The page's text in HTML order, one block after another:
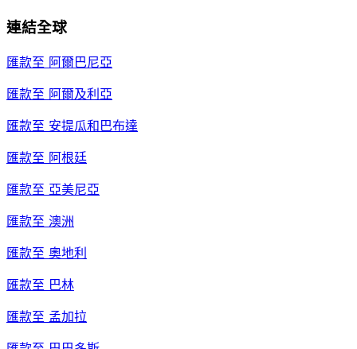
連結全球
匯款至 阿爾巴尼亞
匯款至 阿爾及利亞
匯款至 安提瓜和巴布達
匯款至 阿根廷
匯款至 亞美尼亞
匯款至 澳洲
匯款至 奧地利
匯款至 巴林
匯款至 孟加拉